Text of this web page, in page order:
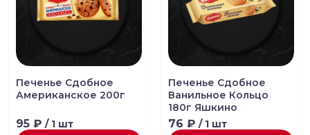
Печенье Сдобное
Американское 200г
95 ₽ / 1 шт
Печенье Сдобное
Ванильное Кольцо
180г Яшкино
76 ₽ / 1 шт